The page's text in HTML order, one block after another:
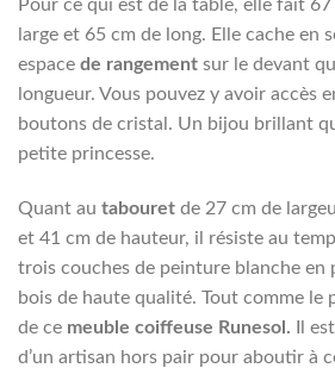
Pour ce qui est de la table, elle fait
large et 65 cm de long. Elle cache en
espace de rangement sur le devant
longueur. Vous pouvez y avoir accès
boutons de cristal. Un bijou brillant
petite princesse.
Quant au tabouret de 27 cm de
et 41 cm de hauteur, il résiste au
trois couches de peinture blanche en
bois de haute qualité. Tout comme le
de ce meuble coiffeuse Runesol. Il
d’un artisan hors pair pour aboutir à